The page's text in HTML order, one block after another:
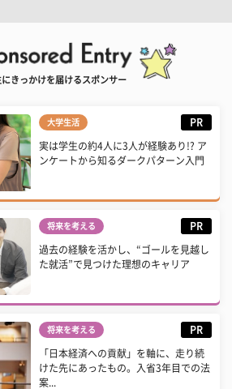
きっかけを届けるスポンサー
大学生活 PR
実は学生の約4人に3人が経験あり!? ア
ンケートから知るダークパターン入門
将来を考える PR
過去の経験を活かし、“ゴールを見越し
た就活”で見つけた理想のキャリア
将来を考える PR
「日本経済への貢献」を軸に、走り続
けた先にあったもの。入省3年目での法
案...